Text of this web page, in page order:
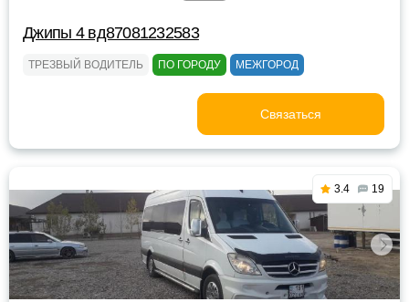
Джипы 4 вд87081232583
ТРЕЗВЫЙ ВОДИТЕЛЬ ПО ГОРОДУ МЕЖГОРОД
Связаться
3.4 19